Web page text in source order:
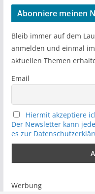
r
c
h
Abonniere meinen
Bleib immer auf dem
anmelden und einmal
aktuellen Themen
Email
Hiermit akzeptiere
Der Newsletter kann
es zur
Werbung